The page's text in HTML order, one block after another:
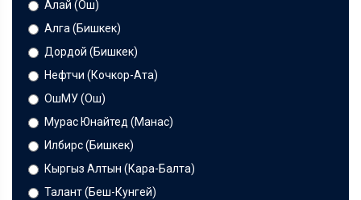
Алай (Ош)
Алга (Бишкек)
Дордой (Бишкек)
Нефтчи (Кочкор-Ата)
ОшМУ (Ош)
Мурас Юнайтед (Манас)
Илбирс (Бишкек)
Кыргыз Алтын (Кара-Балта)
Талант (Беш-Кунгей)